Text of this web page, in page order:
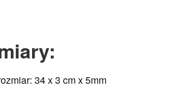
34 x 3 cm x 5mm